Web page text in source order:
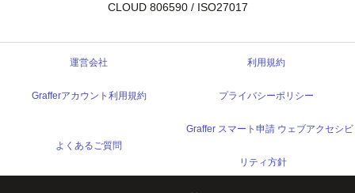
CLOUD 806590 / ISO27017
運営会社 利用規約
Grafferアカウント利用規約 プライバシーポリシー
よくあるご質問
Graffer スマート申請 ウェブアクセシビ
リティ方針